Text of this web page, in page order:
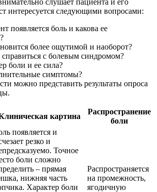
слушает пациента и его
интересуется следующими вопросами:
появляется боль и какова ее
более ощутимой и наоборот?
справиться с болевым синдромом?
боли и ее сила?
симптомы?
можно представить результаты опроса
картина
Распространение
боли
появляется и
резко и
Точное
боли сложно
– прямая
нижняя часть
Характер боли
Распространяется
на промежность,
ягодичную